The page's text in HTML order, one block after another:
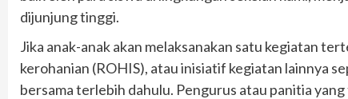
dijunjung tinggi.
Jika anak-anak akan melaksanakan satu kegiatan
kerohanian (ROHIS), atau inisiatif kegiatan lainnya
bersama terlebih dahulu. Pengurus atau panitia